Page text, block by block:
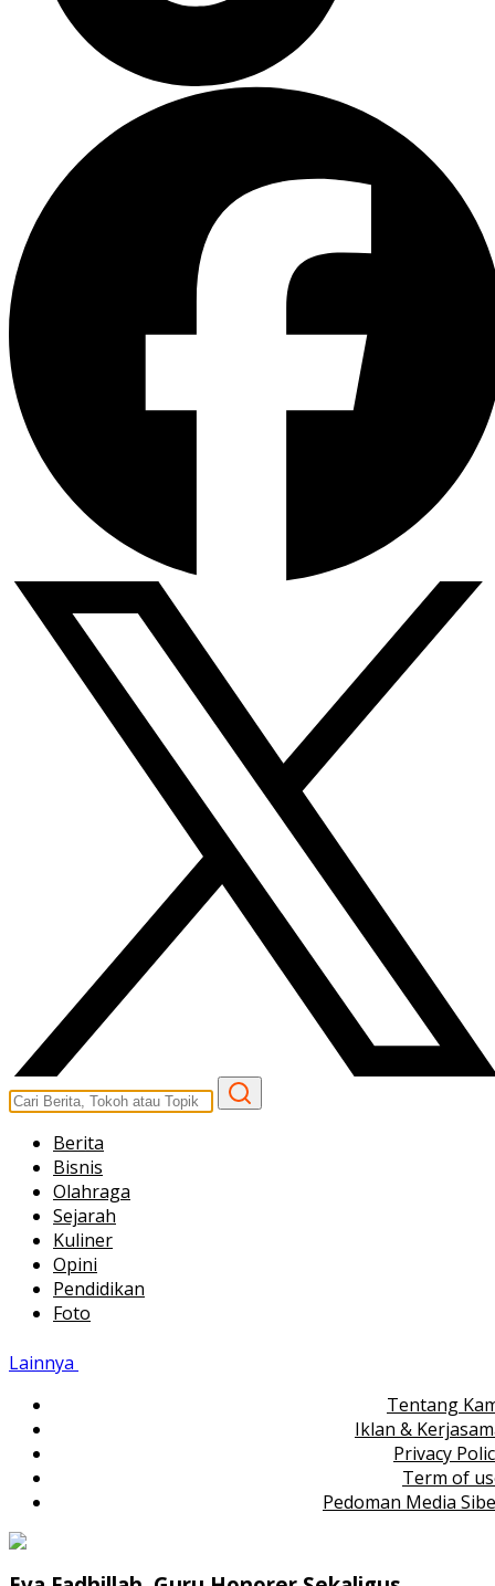
Berita
Bisnis
Olahraga
Sejarah
Kuliner
Opini
Pendidikan
Foto
Lainnya
Tentang
Iklan &
Privacy
Term of
Pedoman Media